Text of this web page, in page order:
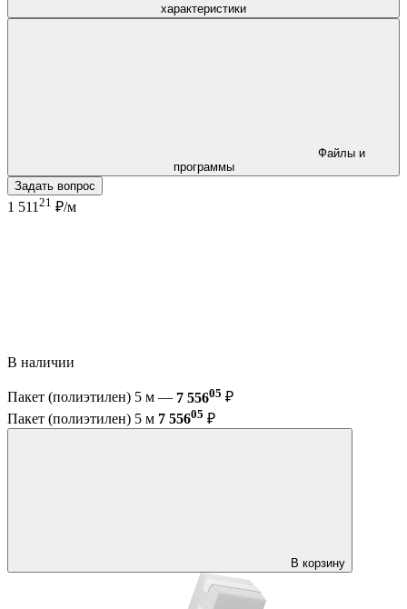
характеристики
программы
Задать вопрос
1 511 21 ₽/м
В наличии
Пакет (полиэтилен) 5 м — 7 55605 ₽
Пакет (полиэтилен) 5 м 7 55605 ₽
В корзину